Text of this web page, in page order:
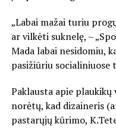
„Labai mažai turiu
ar vilkėti suknelę, –
Mada labai nesidomiu,
pasižiūriu socialiniuose
Paklausta apie
norėtų, kad dizaineris
pastarųjų kūrimo,